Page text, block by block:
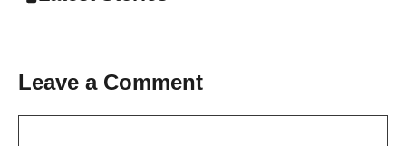
Leave a Comment